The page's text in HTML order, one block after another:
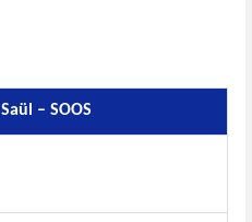
Saül – SOOS